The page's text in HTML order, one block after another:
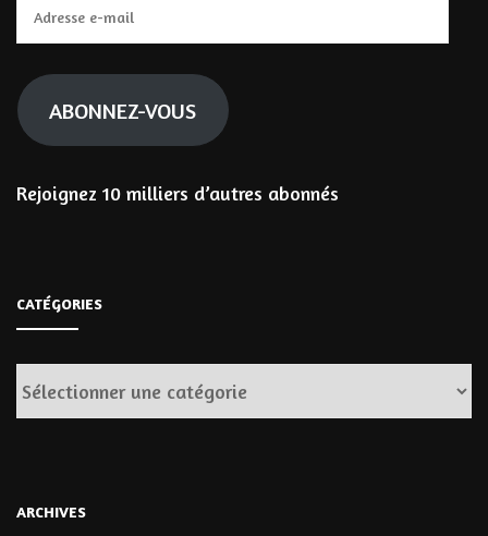
e-
mail
ABONNEZ-VOUS
Rejoignez 10 milliers d’autres abonnés
CATÉGORIES
Catégories
ARCHIVES